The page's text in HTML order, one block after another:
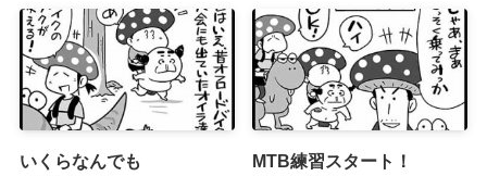
いくらなんでも MTB練習スタート！